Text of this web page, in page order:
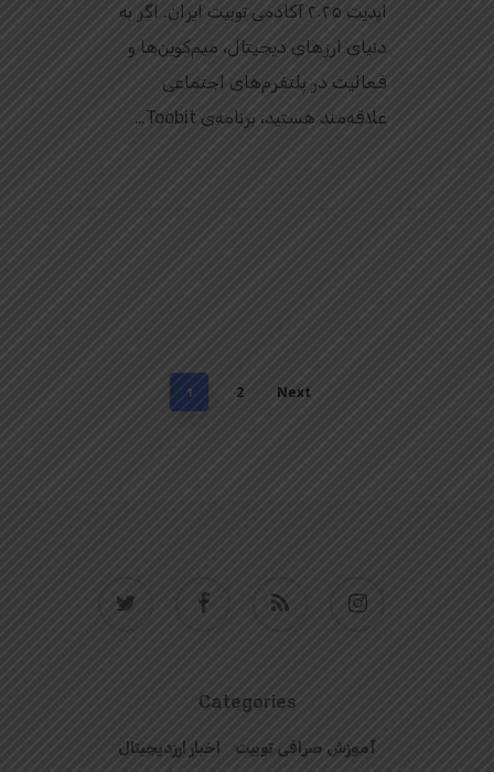
اپدیت ۲۰۲۵ آکادمی توبیت ایران. اگر به
دنیای ارزهای دیجیتال، میم‌کوین‌ها و
فعالیت در پلتفرم‌های اجتماعی
علاقه‌مند هستید، برنامه‌ی Toobit…
1 2 Next
facebook instagram
Categories
آموزش صرافی توبیت اخبار ارزدیجیتال